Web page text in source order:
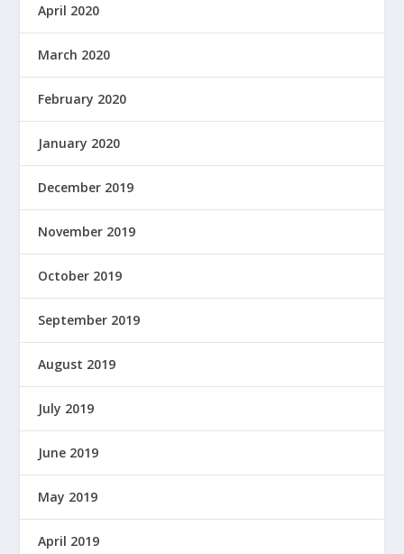
April 2020
March 2020
February 2020
January 2020
December 2019
November 2019
October 2019
September 2019
August 2019
July 2019
June 2019
May 2019
April 2019